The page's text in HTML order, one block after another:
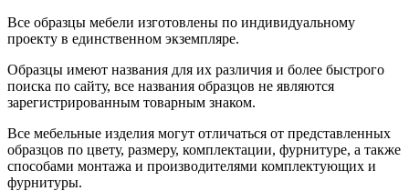
Все образцы мебели изготовлены по индивидуальному
проекту в единственном экземпляре.
Образцы имеют названия для их различия и более быстрого
поиска по сайту, все названия образцов не являются
зарегистрированным товарным знаком.
Все мебельные изделия могут отличаться от представленных
образцов по цвету, размеру, комплектации, фурнитуре, а также
способами монтажа и производителями комплектующих и
фурнитуры.